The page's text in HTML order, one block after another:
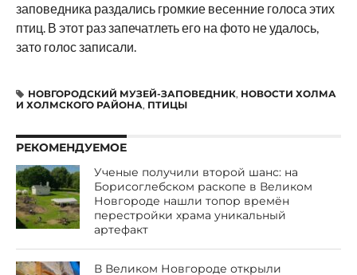
заповедника раздались громкие весенние голоса этих
птиц. В этот раз запечатлеть его на фото не удалось,
зато голос записали.
НОВГОРОДСКИЙ МУЗЕЙ-ЗАПОВЕДНИК, НОВОСТИ ХОЛМА
И ХОЛМСКОГО РАЙОНА, ПТИЦЫ
РЕКОМЕНДУЕМОЕ
Ученые получили второй шанс: на
Борисоглебском раскопе в Великом
Новгороде нашли топор времён
перестройки храма уникальный
артефакт
В Великом Новгороде открыли